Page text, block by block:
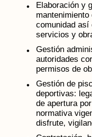
Elaboración y
comunidad así
servicios y
Gestión
autoridades
permisos de
Gestión de
deportivas:
de apertura
normativa
disfrute,